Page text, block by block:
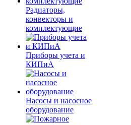
Радиаторы,
конвекторы и
комплектующие
Приборы учета и
КИПиА
Насосы и насосное
оборудование